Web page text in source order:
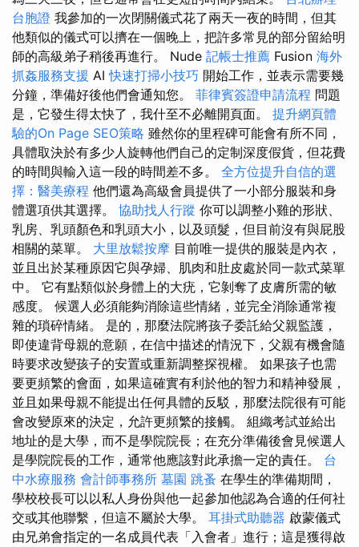
台胞證 我參加的一次閉關儀式花了兩天一夜的時間，但其
他類似的儀式可以擠在一個晚上，把許多常見的部分留給明
師的高級弟子稍後再進行。 Nude 記帳士推薦 Fusion 海外
抓姦服務支援 AI快速打掃小技巧 開始工作，並表示需要幾
分鐘，準備好後他們會通知您。 菲律賓簽證申請流程 問題
是，它發生得太快了，我什至不必離開頁面。 提升網頁體
驗的On Page SEO策略 雖然你的里程碑可能會有所不同，
具體取決於有多少人旋轉他們自己的定制深度假貨，但花費
的時間與輸入這一段的時間差不多。 全方位提升自信的選
擇：醫美療程 他們還為高級會員提供了一小部分服裝和身
體選項供其選擇。 協助找人行蹤 你可以調整小雞的形狀、
乳房、乳頭顏色和乳頭大小，以及頭髮，但目前沒有與屁股
相關的菜單。 大里放鬆按摩 目前唯一提供的服裝是內衣，
並且出於某種原因它與孕婦、肌肉和肚皮處於同一款式菜單
中。 它有點類似於身體上的大疣，它剝奪了皮膚所需的敏
感度。 候選人必須能夠消除這些情緒，並完全消除通常複
雜的瑣碎情緒。 是的，那麼法院將孩子委託給父親監護，
即使違背母親的意願，在信中描述的情況下，父親有機會隨
時要求改變孩子的安置或重新調整探視權。 如果孩子也需
要更頻繁的會面，如果這確實有利於他的智力和精神發展，
並且如果母親不能提出任何具體的反駁，那麼法院很有可能
會改變原來的決定，允許更頻繁的接觸。 組織考試並給出
地址的是大學，而不是學院院長；在充分準備後會見候選人
是學院院長的工作，通常他應該對此承擔一定的責任。 台
中水療服務 會計師事務所 墓園 跳蚤 在學生的準備期間，
學校校長可以以私人身份與他一起參加他認為合適的任何社
交或其他聯繫，但這不屬於大學。 耳掛式助聽器 啟蒙儀式
由兄弟會指定的一名成員代表「入會者」進行；這是獲得啟